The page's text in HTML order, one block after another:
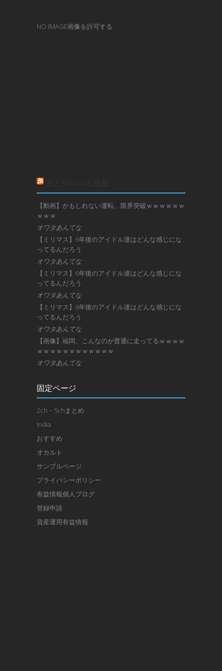
NO IMAGE画像を許可する
【動画】かもしれない運転、限界突破ｗｗｗｗｗｗ
ｗｗｗ
オワタあんてな
【ミリマス】6年後のアイドル達はどんな感じにな
ってるんだろう
オワタあんてな
【ミリマス】6年後のアイドル達はどんな感じにな
ってるんだろう
オワタあんてな
【ミリマス】6年後のアイドル達はどんな感じにな
ってるんだろう
オワタあんてな
【画像】福岡、こんなのが普通に走ってるｗｗｗｗ
ｗｗｗｗｗｗｗｗｗｗｗｗ
オワタあんてな
固定ページ
2ch・5chまとめ
India
おすすめ
オカルト
サンプルページ
プライバシーポリシー
有益情報個人ブログ
登録申請
資産運用有益情報